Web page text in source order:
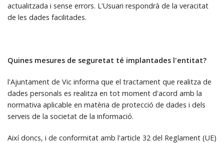
actualitzada i sense errors. L'Usuari respondrà de la veracitat
de les dades facilitades.
Quines mesures de seguretat té implantades l'entitat?
l'Ajuntament de Vic informa que el tractament que realitza de
dades personals es realitza en tot moment d'acord amb la
normativa aplicable en matèria de protecció de dades i dels
serveis de la societat de la informació.
Així doncs, i de conformitat amb l'article 32 del Reglament (UE)